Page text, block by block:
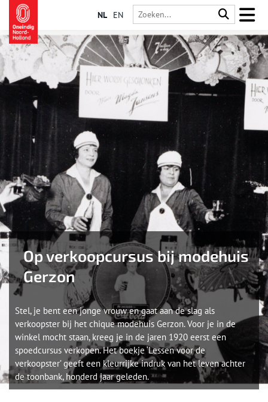
NL EN
Op verkoopcursus bij modehuis
Gerzon
Stel, je bent een jonge vrouw en gaat aan de slag als
verkoopster bij het chique modehuis Gerzon. Voor je in de
winkel mocht staan, kreeg je in de jaren 1920 eerst een
spoedcursus verkopen. Het boekje ‘Lessen voor de
verkoopster’ geeft een kleurrijke indruk van het leven achter
de toonbank, honderd jaar geleden.